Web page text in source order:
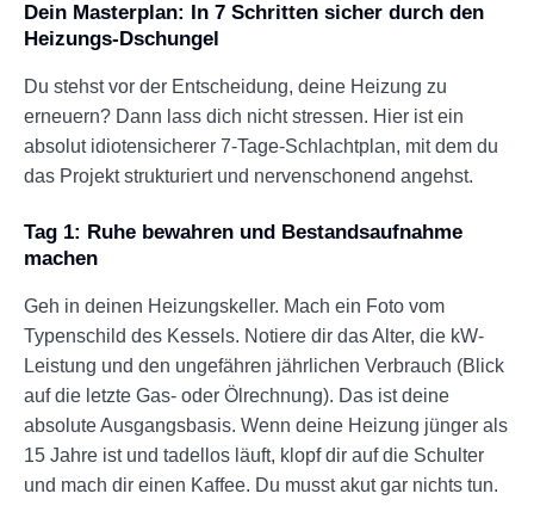
Dein Masterplan: In 7 Schritten sicher durch den
Heizungs-Dschungel
Du stehst vor der Entscheidung, deine Heizung zu
erneuern? Dann lass dich nicht stressen. Hier ist ein
absolut idiotensicherer 7-Tage-Schlachtplan, mit dem du
das Projekt strukturiert und nervenschonend angehst.
Tag 1: Ruhe bewahren und Bestandsaufnahme
machen
Geh in deinen Heizungskeller. Mach ein Foto vom
Typenschild des Kessels. Notiere dir das Alter, die kW-
Leistung und den ungefähren jährlichen Verbrauch (Blick
auf die letzte Gas- oder Ölrechnung). Das ist deine
absolute Ausgangsbasis. Wenn deine Heizung jünger als
15 Jahre ist und tadellos läuft, klopf dir auf die Schulter
und mach dir einen Kaffee. Du musst akut gar nichts tun.